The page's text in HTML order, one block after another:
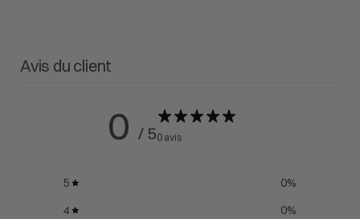
Avis du client
0 / 50 avis
5 0%
4
0%